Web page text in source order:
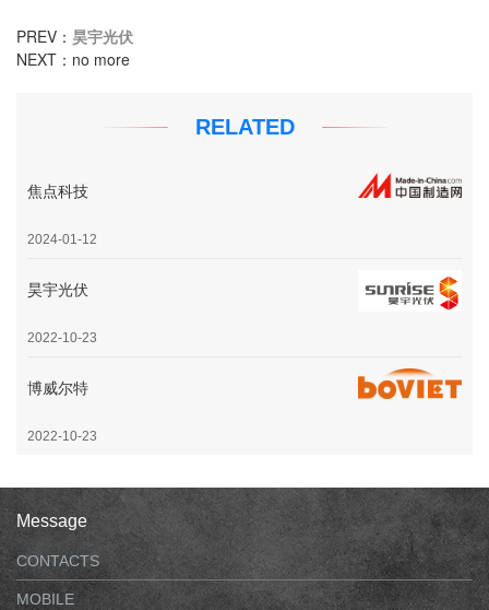
PREV： 昊宇光伏
NEXT：no more
RELATED
焦点科技
2024-01-12
昊宇光伏
2022-10-23
博威尔特
2022-10-23
Message
CONTACTS
MOBILE